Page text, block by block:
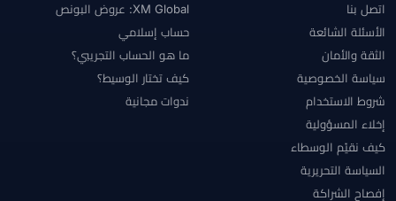
اتصل بنا
الأسئلة الشائعة
الثقة والأمان
سياسة الخصوصية
شروط الاستخدام
إخلاء المسؤولية
كيف نقيّم الوسطاء
السياسة التحريرية
إفصاح الشراكة
XM Global: عروض البونص
حساب إسلامي
ما هو الحساب التجريبي؟
كيف تختار الوسيط؟
ندوات مجانية